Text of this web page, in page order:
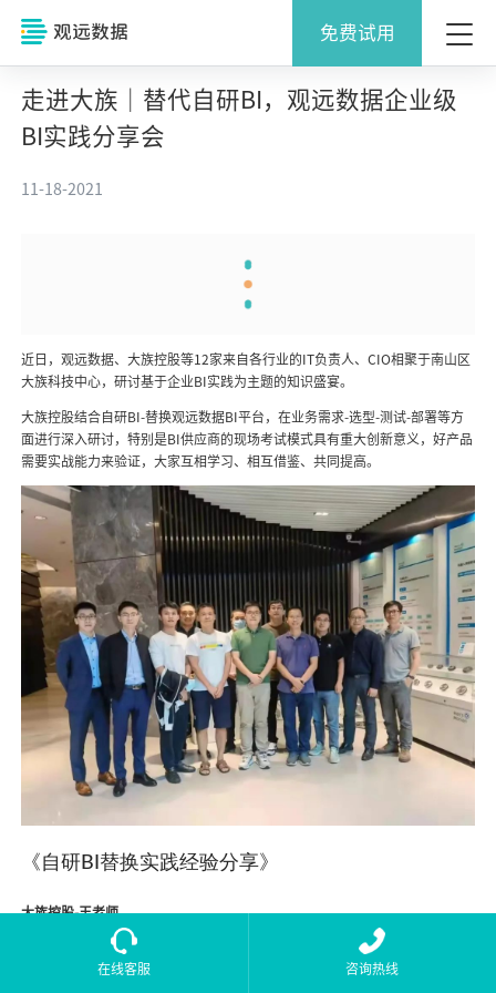
免费试用
走进大族｜替代自研BI，观远数据企业级
BI实践分享会
11-18-2021
近日，观远数据、大族控股等12家来自各行业的IT负责人、CIO相聚于南山区
大族科技中心，研讨基于企业BI实践为主题的知识盛宴。
大族控股结合自研BI-替换观远数据BI平台，在业务需求-选型-测试-部署等方
面进行深入研讨，特别是BI供应商的现场考试模式具有重大创新意义，好产品
需要实战能力来验证，大家互相学习、相互借鉴、共同提高。
《自研BI替换实践经验分享》
大族控股-王老师
1.前期选型调研
在线客服 咨询热线